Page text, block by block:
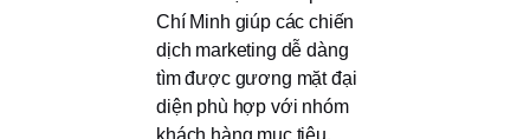
Chí Minh giúp các chiến
dịch marketing dễ dàng
tìm được gương mặt đại
diện phù hợp với nhóm
khách hàng mục tiêu.